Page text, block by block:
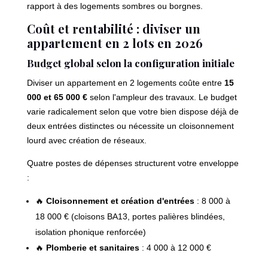
rapport à des logements sombres ou borgnes.
Coût et rentabilité : diviser un
appartement en 2 lots en 2026
Budget global selon la configuration initiale
Diviser un appartement en 2 logements coûte entre 15
000 et 65 000 €selon l'ampleur des travaux. Le budget
varie radicalement selon que votre bien dispose déjà de
deux entrées distinctes ou nécessite un cloisonnement
lourd avec création de réseaux.
Quatre postes de dépenses structurent votre enveloppe
:
🔥 Cloisonnement et création d'entrées: 8 000 à
18 000 € (cloisons BA13, portes palières blindées,
isolation phonique renforcée)
🔥 Plomberie et sanitaires: 4 000 à 12 000 €